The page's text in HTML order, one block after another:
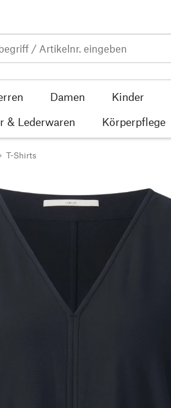
Damen Kinder
& Lederwaren Körperpflege
T-Shirts